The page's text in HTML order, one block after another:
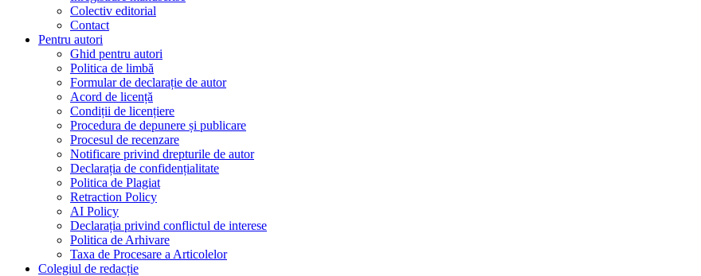
Colectiv editorial
Contact
Pentru autori
Ghid pentru autori
Politica de limbă
Formular de declarație de autor
Acord de licență
Condiții de licențiere
Procedura de depunere și publicare
Procesul de recenzare
Notificare privind drepturile de autor
Declarația de confidențialitate
Politica de Plagiat
Retraction Policy
AI Policy
Declarația privind conflictul de interese
Politica de Arhivare
Taxa de Procesare a Articolelor
Colegiul de redacție